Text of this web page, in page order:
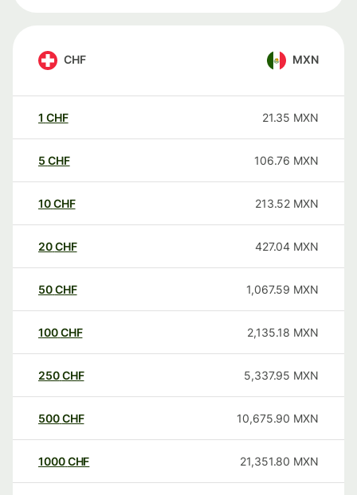
CHF MXN
1 CHF 21.35 MXN
5 CHF 106.76 MXN
10CHF 213.52 MXN
20CHF 427.04 MXN
50CHF 1,067.59 MXN
100CHF 2,135.18 MXN
250CHF 5,337.95 MXN
500CHF 10,675.90 MXN
1000CHF 21,351.80 MXN